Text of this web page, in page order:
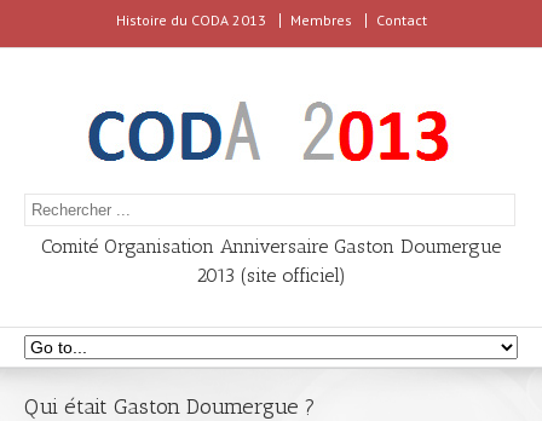
Histoire du CODA 2013 Membres Contact
Comité Organisation Anniversaire Gaston Doumergue
2013 (site officiel)
Qui était Gaston Doumergue ?